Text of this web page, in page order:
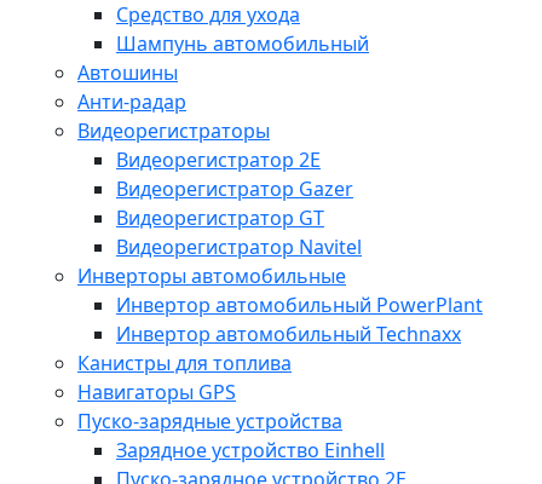
Средство для ухода
Шампунь автомобильный
Автошины
Анти-радар
Видеорегистраторы
Видеорегистратор 2E
Видеорегистратор Gazer
Видеорегистратор GT
Видеорегистратор Navitel
Инверторы автомобильные
Инвертор автомобильный PowerPlant
Инвертор автомобильный Technaxx
Канистры для топлива
Навигаторы GPS
Пуско-зарядные устройства
Зарядное устройство Einhell